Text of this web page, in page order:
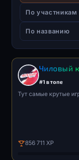
По участникам
По названию
Чиловый
#1 в топе
Тут самые крутые
856 711 XP